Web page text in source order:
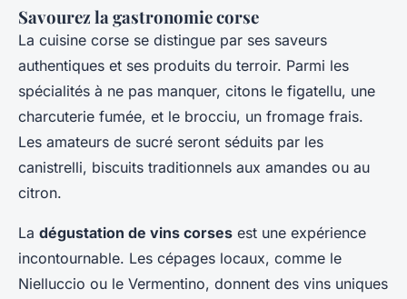
Savourez la gastronomie corse
La cuisine corse se distingue par ses saveurs
authentiques et ses produits du terroir. Parmi les
spécialités à ne pas manquer, citons le figatellu, une
charcuterie fumée, et le brocciu, un fromage frais.
Les amateurs de sucré seront séduits par les
canistrelli, biscuits traditionnels aux amandes ou au
citron.
La dégustation de vins corses est une expérience
incontournable. Les cépages locaux, comme le
Nielluccio ou le Vermentino, donnent des vins uniques